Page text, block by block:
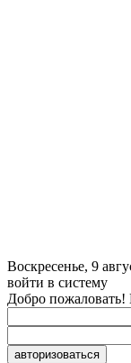
Воскресенье, 9
войти в систему
Добро пожаловать!